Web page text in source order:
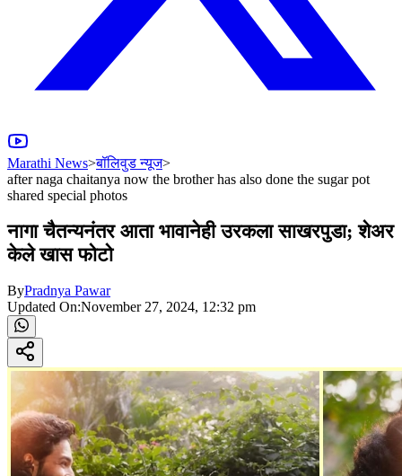
Marathi News>बॉलिवुड न्यूज>
after naga chaitanya now the brother has also done the sugar pot
shared special photos
नागा चैतन्यनंतर आता भावानेही उरकला साखरपुडा; शेअर
केले खास फोटो
ByPradnya Pawar
Updated On:November 27, 2024, 12:32 pm